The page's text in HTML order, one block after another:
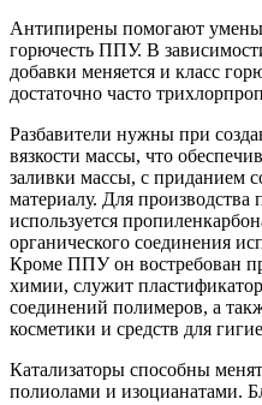
Антипирены помогают
горючесть ППУ. В
добавки меняется и класс
достаточно часто
Разбавители нужны при
вязкости массы, что
заливки массы, с приданием
материалу. Для производства
используется
органического соединения
Кроме ППУ он востребован
химии, служит
соединений полимеров, а
косметики и средств для
Катализаторы способны
полиолами и изоцианатами.